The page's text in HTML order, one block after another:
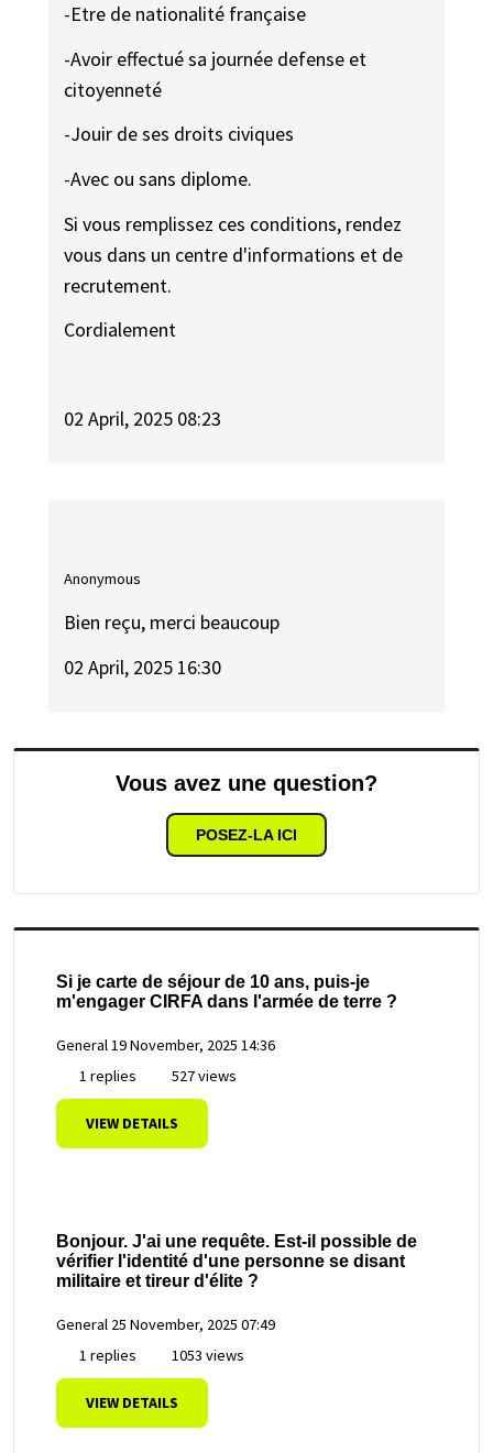
-Etre de nationalité française
-Avoir effectué sa journée defense et
citoyenneté
-Jouir de ses droits civiques
-Avec ou sans diplome.
Si vous remplissez ces conditions, rendez
vous dans un centre d'informations et de
recrutement.
Cordialement
02 April, 2025 08:23
Anonymous
Bien reçu, merci beaucoup
02 April, 2025 16:30
Vous avez une question?
POSEZ-LA ICI
Si je carte de séjour de 10 ans, puis-je
m'engager CIRFA dans l'armée de terre ?
General19 November, 2025 14:36
1 replies
527 views
VIEW DETAILS
Bonjour. J'ai une requête. Est-il possible de
vérifier l'identité d'une personne se disant
militaire et tireur d'élite ?
General 25 November, 2025 07:49
1 replies
1053 views
VIEW DETAILS